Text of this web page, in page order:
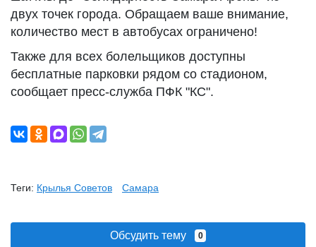
двух точек города. Обращаем ваше внимание,
количество мест в автобусах ограничено!
Также для всех болельщиков доступны
бесплатные парковки рядом со стадионом,
сообщает пресс-служба ПФК "КС".
Теги: Крылья Советов Самара
Обсудить тему 0